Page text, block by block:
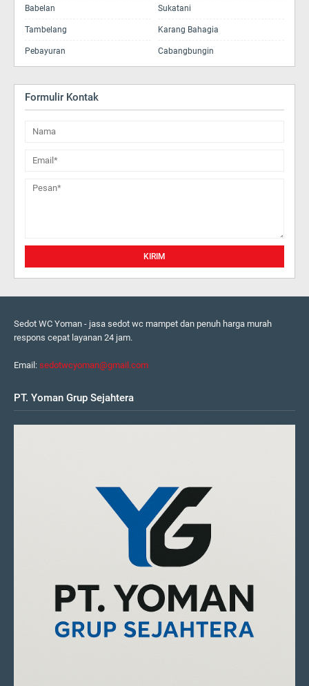
Babelan Sukatani
Tambelang Karang Bahagia
Pebayuran Cabangbungin
Formulir Kontak
Sedot WC Yoman - jasa sedot wc mampet dan penuh harga murah
respons cepat layanan 24 jam.
Email: sedotwcyoman@gmail.com
PT. Yoman Grup Sejahtera